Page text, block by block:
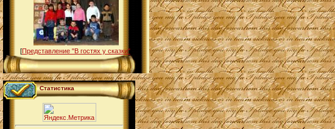
[Представление "В гостях у сказки"
Статистика